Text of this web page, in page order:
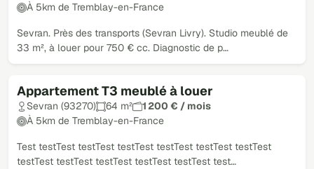
À 5km de Tremblay-en-France
Sevran. Près des transports (Sevran Livry). Studio meublé de
33 m², à louer pour 750 € cc. Diagnostic de p…
Appartement T3 meublé à louer
Loué
Sevran (93270) 64 m²
1 200 € / mois
À 5km de Tremblay-en-France
Test testTest testTest testTest testTest testTest testTest
testTest testTest testTest testTest testTest test…